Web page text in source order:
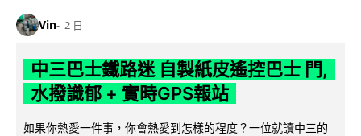
Vin 2 日
中三巴士鐵路迷 自製紙皮遙控巴士 門,
水撥識郁 + 實時GPS報站
如果你熱愛一件事，你會熱愛到怎樣的程度？一位就讀中三的